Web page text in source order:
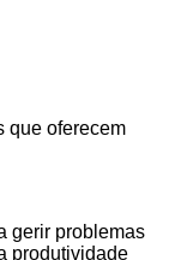
que oferecem
gerir problemas
produtividade